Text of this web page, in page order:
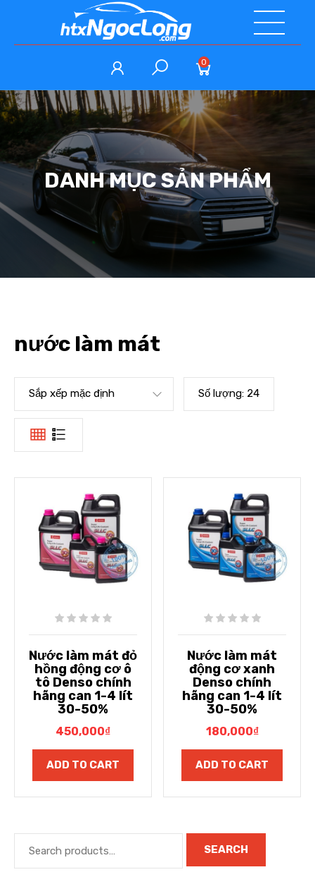
0
DANH MỤC SẢN PHẨM
nước làm mát
Sắp xếp mặc định Số lượng: 24
Nước làm mát đỏ
hồng động cơ ô
tô Denso chính
hãng can 1-4 lít
30-50%
450,000₫
ADD TO CART
Nước làm mát
động cơ xanh
Denso chính
hãng can 1-4 lít
30-50%
180,000₫
ADD TO CART
SEARCH